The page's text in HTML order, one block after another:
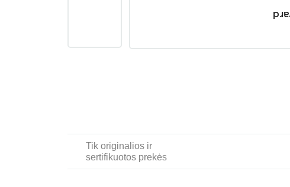
Tik originalios ir
sertifikuotos prekės